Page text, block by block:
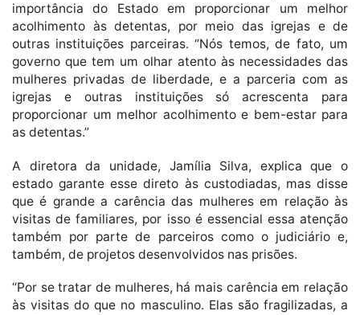
importância do Estado em proporcionar um melhor
acolhimento às detentas, por meio das igrejas e de
outras instituições parceiras. “Nós temos, de fato, um
governo que tem um olhar atento às necessidades das
mulheres privadas de liberdade, e a parceria com as
igrejas e outras instituições só acrescenta para
proporcionar um melhor acolhimento e bem-estar para
as detentas.”
A diretora da unidade, Jamília Silva, explica que o
estado garante esse direto às custodiadas, mas disse
que é grande a carência das mulheres em relação às
visitas de familiares, por isso é essencial essa atenção
também por parte de parceiros como o judiciário e,
também, de projetos desenvolvidos nas prisões.
“Por se tratar de mulheres, há mais carência em relação
às visitas do que no masculino. Elas são fragilizadas, a